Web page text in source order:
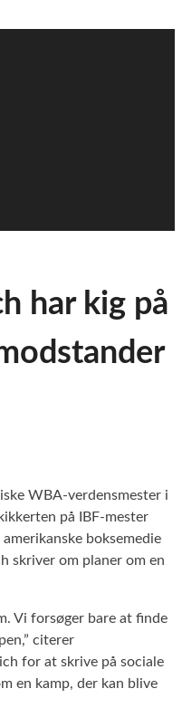
har kig på
WBA-verdensmester i
på IBF-mester
boksemedie
skriver om planer om en
Vi forsøger bare at finde
citerer
for at skrive på sociale
en kamp, der kan blive